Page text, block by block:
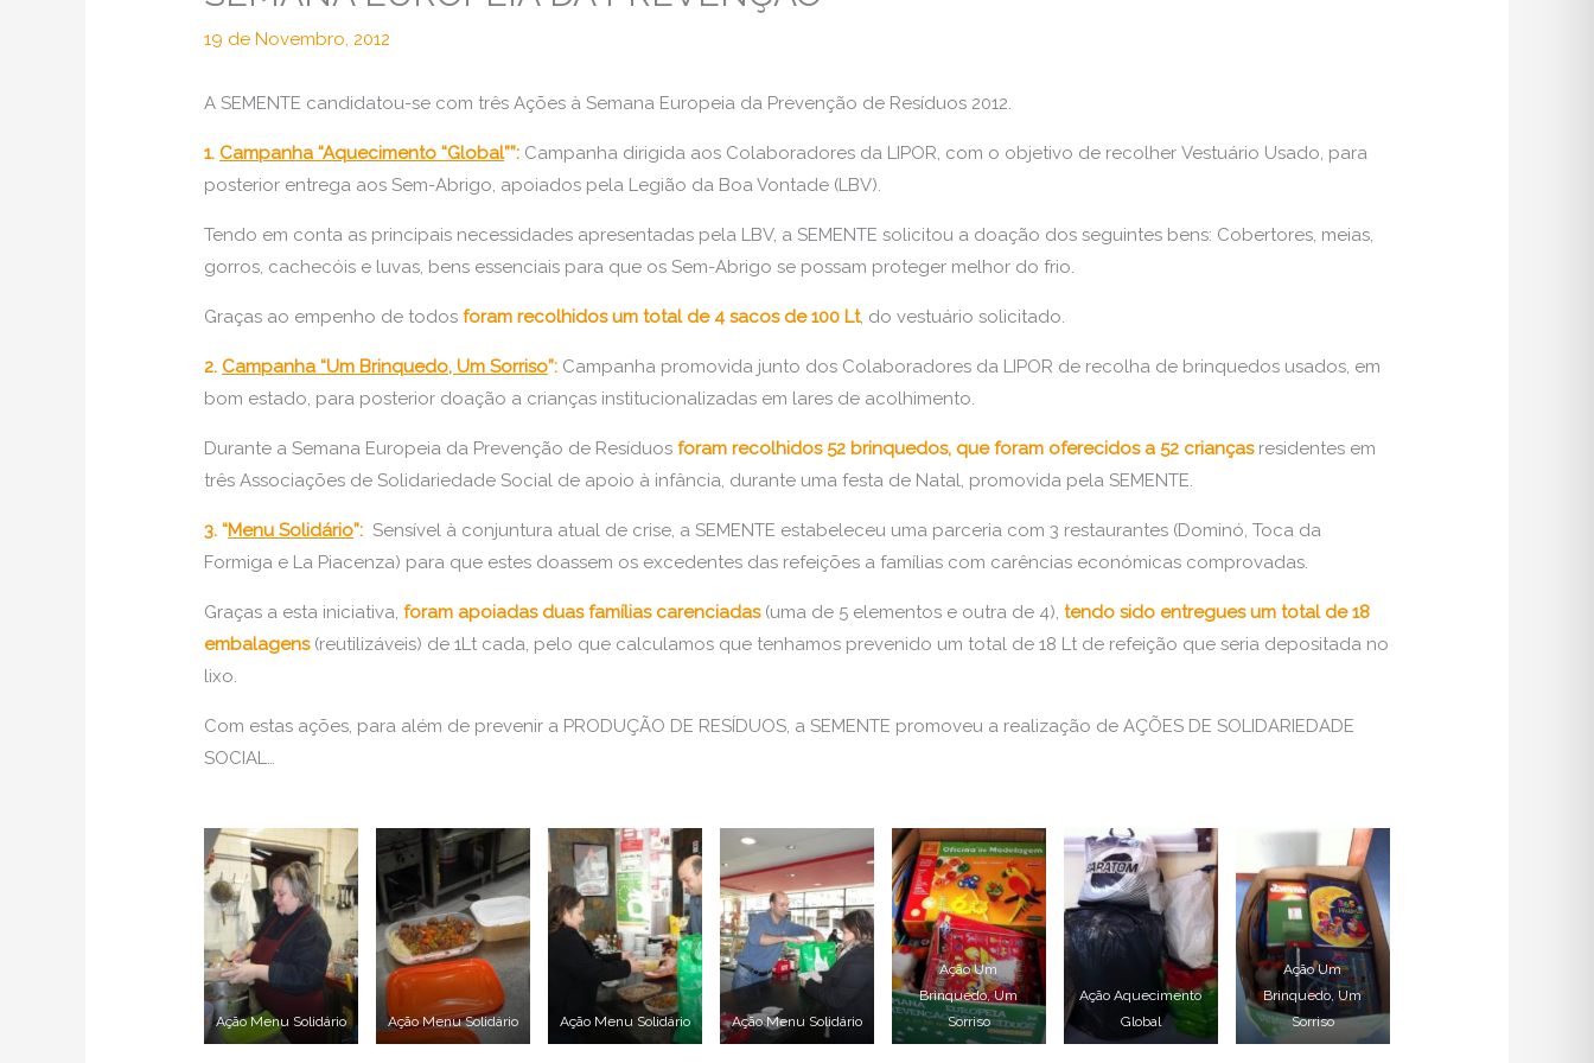
19 de Novembro, 2012
A SEMENTE candidatou-se com três Ações à Semana Europeia da Prevenção de Resíduos 2012.
1. Campanha “Aquecimento “Global””: Campanha dirigida aos Colaboradores da LIPOR, com o objetivo de recolher Vestuário Usado, para
posterior entrega aos Sem-Abrigo, apoiados pela Legião da Boa Vontade (LBV).
Tendo em conta as principais necessidades apresentadas pela LBV, a SEMENTE solicitou a doação dos seguintes bens: Cobertores, meias,
gorros, cachecóis e luvas, bens essenciais para que os Sem-Abrigo se possam proteger melhor do frio.
Graças ao empenho de todosforam recolhidos um total de 4 sacos de 100 Lt, do vestuário solicitado.
2. Campanha “Um Brinquedo, Um Sorriso”: Campanha promovida junto dos Colaboradores da LIPOR de recolha de brinquedos usados, em
bom estado, para posterior doação a crianças institucionalizadas em lares de acolhimento.
Durante a Semana Europeia da Prevenção de Resíduosforam recolhidos 52 brinquedos, que foram oferecidos a 52 criançasresidentes em
três Associações de Solidariedade Social de apoio à infância, durante uma festa de Natal, promovida pela SEMENTE.
3. “Menu Solidário”: Sensível à conjuntura atual de crise, a SEMENTE estabeleceu uma parceria com 3 restaurantes (Dominó, Toca da
Formiga e La Piacenza) para que estes doassem os excedentes das refeições a famílias com carências económicas comprovadas.
Graças a esta iniciativa,foram apoiadas duas famílias carenciadas (uma de 5 elementos e outra de 4), tendo sido entregues um total de 18
embalagens (reutilizáveis) de 1Lt cada, pelo que calculamos que tenhamos prevenido um total de 18 Lt de refeição que seria depositada no
lixo.
Com estas ações, para além de prevenir a PRODUÇÃO DE RESÍDUOS, a SEMENTE promoveu a realização de AÇÕES DE SOLIDARIEDADE
SOCIAL…
Ação Menu Solidário Ação Menu Solidário Ação Menu Solidário Ação Menu Solidário
Ação Um
Brinquedo, Um
Sorriso
Ação Aquecimento
Global
Ação Um
Brinquedo, Um
Sorriso